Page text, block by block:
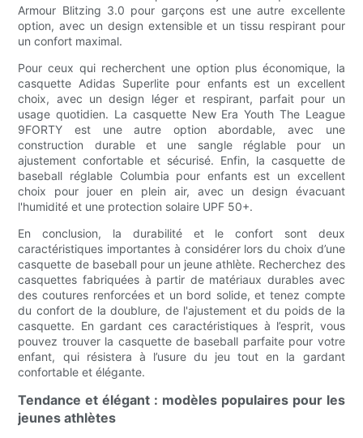
Armour Blitzing 3.0 pour garçons est une autre excellente
option, avec un design extensible et un tissu respirant pour
un confort maximal.
Pour ceux qui recherchent une option plus économique, la
casquette Adidas Superlite pour enfants est un excellent
choix, avec un design léger et respirant, parfait pour un
usage quotidien. La casquette New Era Youth The League
9FORTY est une autre option abordable, avec une
construction durable et une sangle réglable pour un
ajustement confortable et sécurisé. Enfin, la casquette de
baseball réglable Columbia pour enfants est un excellent
choix pour jouer en plein air, avec un design évacuant
l'humidité et une protection solaire UPF 50+.
En conclusion, la durabilité et le confort sont deux
caractéristiques importantes à considérer lors du choix d’une
casquette de baseball pour un jeune athlète. Recherchez des
casquettes fabriquées à partir de matériaux durables avec
des coutures renforcées et un bord solide, et tenez compte
du confort de la doublure, de l'ajustement et du poids de la
casquette. En gardant ces caractéristiques à l’esprit, vous
pouvez trouver la casquette de baseball parfaite pour votre
enfant, qui résistera à l’usure du jeu tout en la gardant
confortable et élégante.
Tendance et élégant : modèles populaires pour les
jeunes athlètes